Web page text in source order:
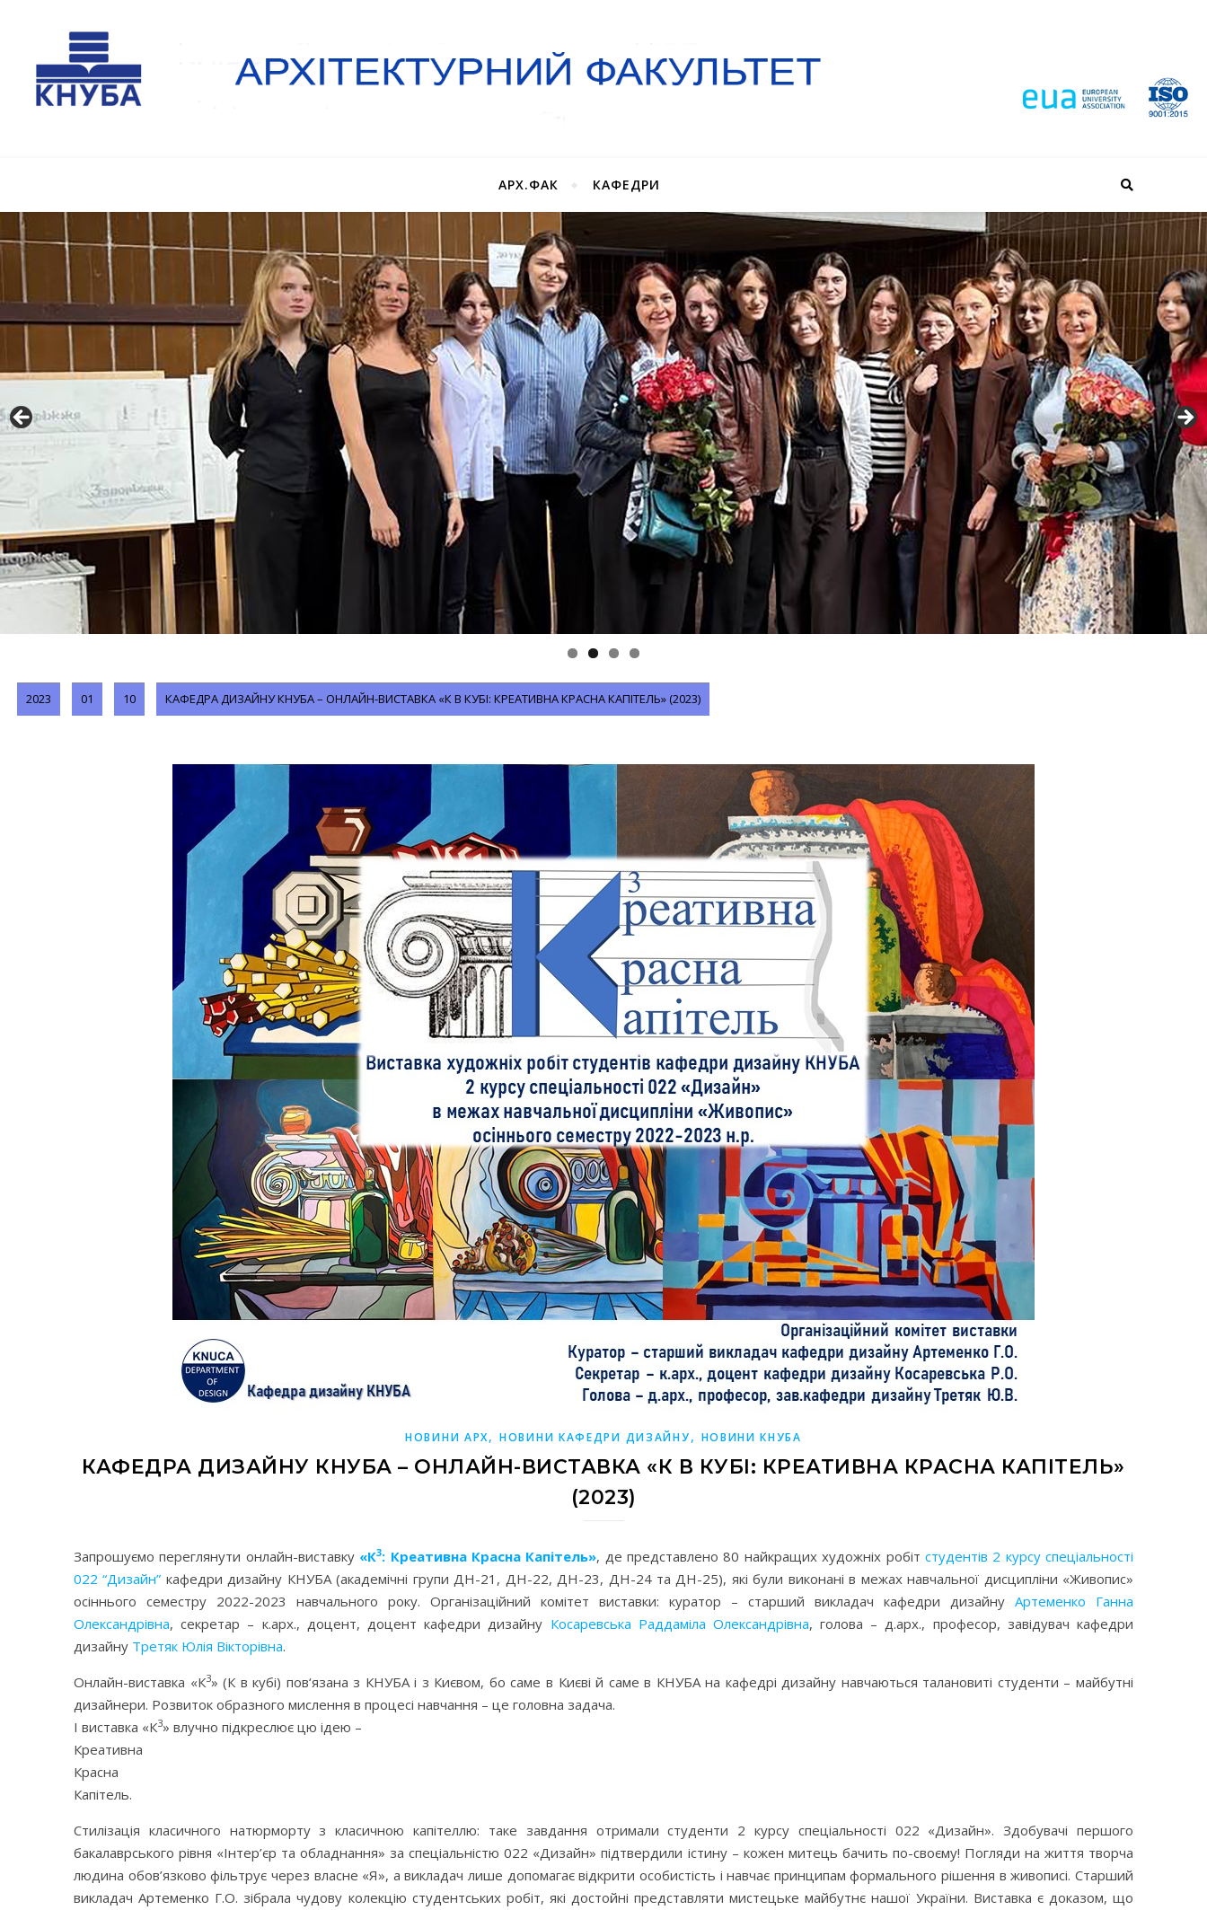
АРХ.ФАК КАФЕДРИ
2023 01 10 КАФЕДРА ДИЗАЙНУ КНУБА – ОНЛАЙН-ВИСТАВКА «К В КУБІ: КРЕАТИВНА КРАСНА КАПІТЕЛЬ» (2023)
НОВИНИ АРХ,НОВИНИ КАФЕДРИ ДИЗАЙНУ, НОВИНИ КНУБА
КАФЕДРА ДИЗАЙНУ КНУБА – ОНЛАЙН-ВИСТАВКА «К В КУБІ: КРЕАТИВНА КРАСНА КАПІТЕЛЬ»
(2023)
Запрошуємо переглянути онлайн-виставку «К3: Креативна Красна Капітель», де представлено 80 найкращих художніх робіт студентів 2 курсу спеціальності
022 “Дизайн” кафедри дизайну КНУБА (академічні групи ДН-21, ДН-22, ДН-23, ДН-24 та ДН-25), які були виконані в межах навчальної дисципліни «Живопис»
осіннього семестру 2022-2023 навчального року. Організаційний комітет виставки: куратор – старший викладач кафедри дизайну Артеменко Ганна
Олександрівна, секретар – к.арх., доцент, доцент кафедри дизайну Косаревська Раддаміла Олександрівна, голова – д.арх., професор, завідувач кафедри
дизайну Третяк Юлія Вікторівна.
Онлайн-виставка «К3» (К в кубі) пов‘язана з КНУБА і з Києвом, бо саме в Києві й саме в КНУБА на кафедрі дизайну навчаються талановиті студенти – майбутні
дизайнери. Розвиток образного мислення в процесі навчання – це головна задача.
І виставка «К3» влучно підкреслює цю ідею –
Креативна
Красна
Капітель.
Стилізація класичного натюрморту з класичною капітеллю: таке завдання отримали студенти 2 курсу спеціальності 022 «Дизайн». Здобувачі першого
бакалаврського рівня «Інтер’єр та обладнання» за спеціальністю 022 «Дизайн» підтвердили істину – кожен митець бачить по-своєму! Погляди на життя творча
людина обов’язково фільтрує через власне «Я», а викладач лише допомагає відкрити особистість і навчає принципам формального рішення в живописі. Старший
викладач Артеменко Г.О. зібрала чудову колекцію студентських робіт, які достойні представляти мистецьке майбутнє нашої України. Виставка є доказом, що